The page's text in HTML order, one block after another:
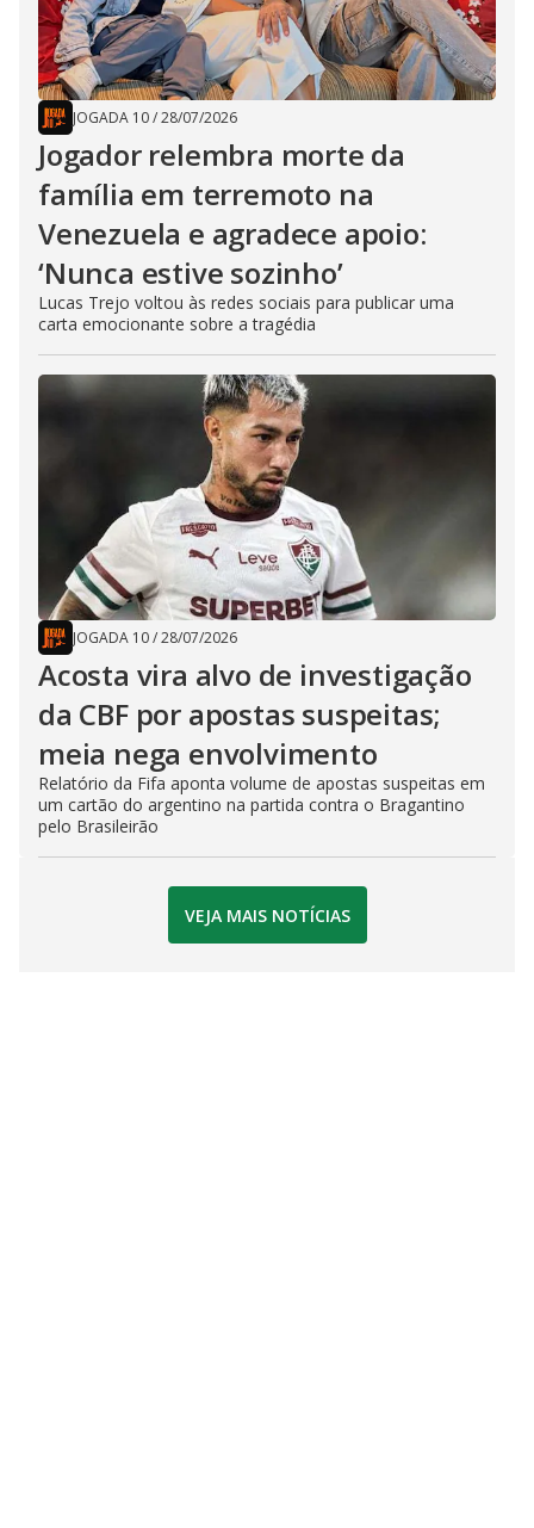
JOGADA 10/28/07/2026
Jogador relembra morte da
família em terremoto na
Venezuela e agradece apoio:
‘Nunca estive sozinho’
Lucas Trejo voltou às redes sociais para publicar uma
carta emocionante sobre a tragédia
JOGADA 10/28/07/2026
Acosta vira alvo de investigação
da CBF por apostas suspeitas;
meia nega envolvimento
Relatório da Fifa aponta volume de apostas suspeitas em
um cartão do argentino na partida contra o Bragantino
pelo Brasileirão
VEJA MAIS NOTÍCIAS